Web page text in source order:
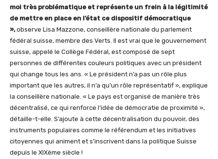
moi très problématique et représente un frein à la légitimité
de mettre en place en l’état ce dispositif démocratique
»,observe Lisa Mazzone, conseillère nationale du parlement
fédéral suisse, membre des Verts. Il est vrai que le gouvernement
suisse, appelé le Collège Fédéral, est composé de sept
personnes de différentes couleurs politiques avec un président
qui change tous les ans. « Le président n’a pas un rôle plus
important que les autres, il n’a qu’un rôle représentatif », explique
la conseillère nationale. « Le pays est organisé de manière très
décentralisé, ce qui renforce l’idée de démocratie de proximité »,
détaille-t-elle. S’ajoute à cette décentralisation du pouvoir, des
instruments populaires comme le référendum et les initiatives
citoyennes qui animent et s’inscrivent dans la politique Suisse
depuis le XIXème siècle !